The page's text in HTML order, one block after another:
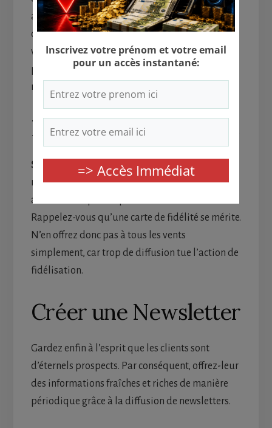
aux salons qui sont organisés en vue de faire
connaître votre activité et la thématique de
votre entreprise. En attestant votre
professionnalisme, vous avez la garantie de
rassurer vos clients potentiels.
Les cartes de fidélités
Servez-vous des cartes de fidélitépour faire
revenir un client de manière régulière et surtout
afin d’éviter qu’il ne parte chez la concurrence.
Rappelez-vous qu’une carte de fidélité se mérite.
N’en offrez donc pas à tous les vents
simplement, car trop de diffusion tue l’action de
fidélisation.
Créer une Newsletter
Gardez enfin à l’esprit que les clients sont
d’éternels prospects. Par conséquent, offrez-leur
des informations fraîches et riches de manière
périodique grâce à la diffusion de newsletters.